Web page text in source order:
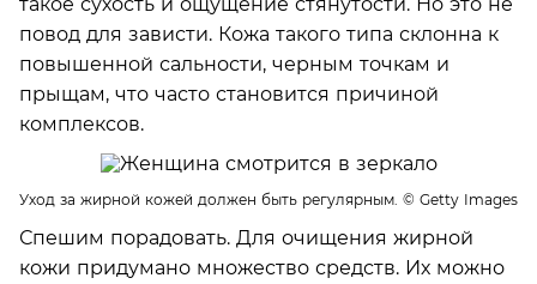
повод для зависти. Кожа такого типа склонна к
повышенной сальности, черным точкам и
прыщам, что часто становится причиной
комплексов.
Уход за жирной кожей должен быть регулярным. © Getty Images
Спешим порадовать. Для очищения жирной
кожи придумано множество средств. Их можно